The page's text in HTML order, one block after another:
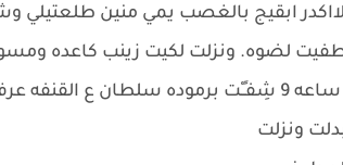
ابقيج بالغصب يمي منين
لضوه. ونزلت لكيت زينب كاعده
هنا يمكن جاي امبدل
ونزلت